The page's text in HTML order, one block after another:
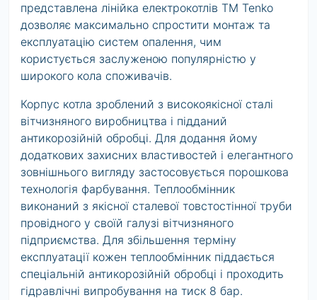
представлена лінійка електрокотлів ТМ Tenko
дозволяє максимально спростити монтаж та
експлуатацію систем опалення, чим
користується заслуженою популярністю у
широкого кола споживачів.
Корпус котла зроблений з високоякісної сталі
вітчизняного виробництва і підданий
антикорозійній обробці. Для додання йому
додаткових захисних властивостей і елегантного
зовнішнього вигляду застосовується порошкова
технологія фарбування. Теплообмінник
виконаний з якісної сталевої товстостінної труби
провідного у своїй галузі вітчизняного
підприємства. Для збільшення терміну
експлуатації кожен теплообмінник піддається
спеціальнiй антикорозійній обробці і проходить
гідравлічні випробування на тиск 8 бар.